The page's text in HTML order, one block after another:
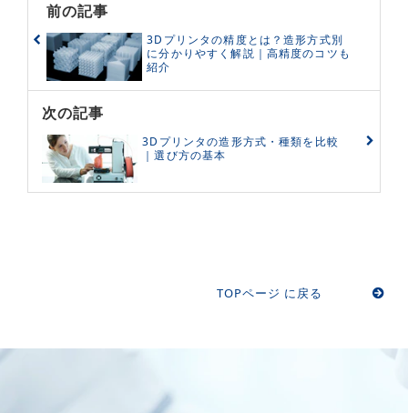
前の記事
3Dプリンタの精度とは？造形方式別
に分かりやすく解説｜高精度のコツも
紹介
次の記事
3Dプリンタの造形方式・種類を比較
｜選び方の基本
TOPページ に戻る